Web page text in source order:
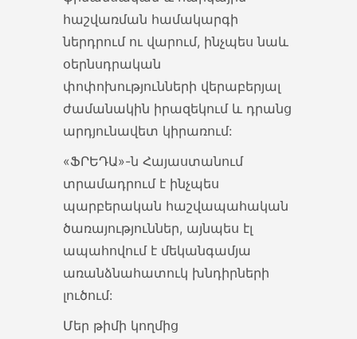
08 May 2022
Մաքսային արժեք
ՊԱՐԶԵՑՎԵԼ Է ՄԱՔՍԱՅԻՆ
ԱՐԺԵՔԻ ՈՐՈՇՄԱՆ ՄԵԹՈԴՆԵՐԻ
ԸՆՏՐՈՒԹՅԱՆ ԳՈՐԾԸՆԹԱՑԸ
Մայիսի...
28 Apr 2022
Գործուղման ծախսերի չափ
Օտարերկրյա պետություններ
գործուղվող աշխատողների
գործուղման ծախսերի չափերի
ցանկ ՕՏԱՐԵՐԿՐՅԱ...
հաշվառման համակարգի
ներդրում ու վարում, ինչպես նաև
օերնսդրական
փոփոխությունների վերաբերյալ
ժամանակին իրազեկում և դրանց
արդյունավետ կիրառում:
«ՖՐԵԴԱ»-ն Հայաստանում
տրամադրում է ինչպես
պարբերական հաշվապահական
ծառայություններ, այնպես էլ
ապահովում է մեկանգամյա
առանձնահատուկ խնդիրների
լուծում:
Մեր թիմի կողմից